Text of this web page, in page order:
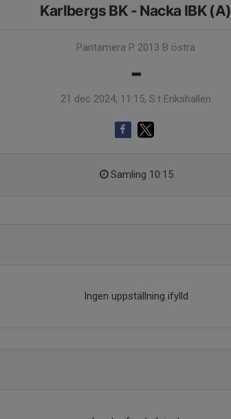
Karlbergs BK - Nacka IBK (A)
Pantamera P 2013 B östra
-
21 dec 2024, 11:15, S:t Erikshallen
Samling 10:15
Ingen uppställning ifylld